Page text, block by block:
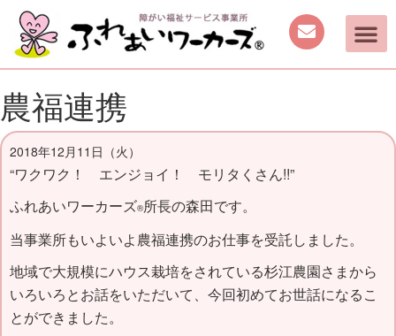
農福連携
2018年12月11日（火）
“ワクワク！ エンジョイ！ モリタくさん!!”
ふれあいワーカーズ®所長の森田です。
当事業所もいよいよ農福連携のお仕事を受託しました。
地域で大規模にハウス栽培をされている杉江農園さまから
いろいろとお話をいただいて、今回初めてお世話になるこ
とができました。